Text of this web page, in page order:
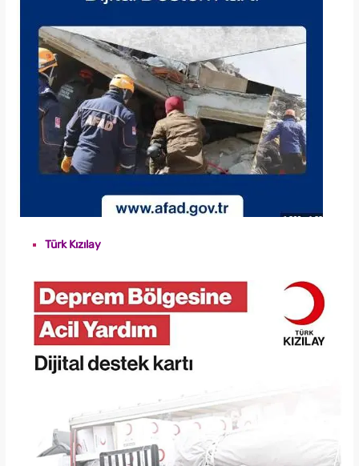
Türk Kızılay